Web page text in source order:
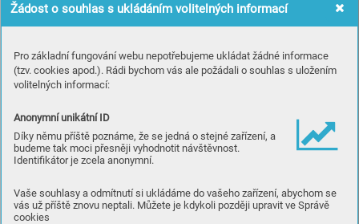
Žádost o souhlas s ukládáním volitelných informací
Pro základní fungování webu nepotřebujeme ukládat žádné informace
(tzv. cookies apod.). Rádi bychom vás ale požádali o souhlas s uložením
volitelných informací:
Anonymní unikátní ID
Díky němu příště poznáme, že se jedná o stejné zařízení, a
budeme tak moci přesněji vyhodnotit návštěvnost.
Identifikátor je zcela anonymní.
Vaše souhlasy a odmítnutí si ukládáme do vašeho zařízení, abychom se
vás už příště znovu neptali. Můžete je kdykoli později upravit ve Správě
cookies
rozhovory a profily, testy
vybavení, informace o
golfem. Spolupracuje s
prestižním britským titulem
asociace.